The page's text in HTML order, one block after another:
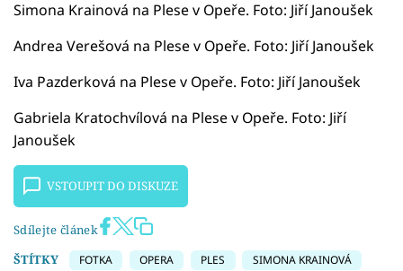
Simona Krainová na Plese v Opeře. Foto: Jiří Janoušek
Andrea Verešová na Plese v Opeře. Foto: Jiří Janoušek
Iva Pazderková na Plese v Opeře. Foto: Jiří Janoušek
Gabriela Kratochvílová na Plese v Opeře. Foto: Jiří
Janoušek
VSTOUPIT DO DISKUZE
Sdílejte článek
ŠTÍTKY
FOTKA OPERA PLES SIMONA KRAINOVÁ